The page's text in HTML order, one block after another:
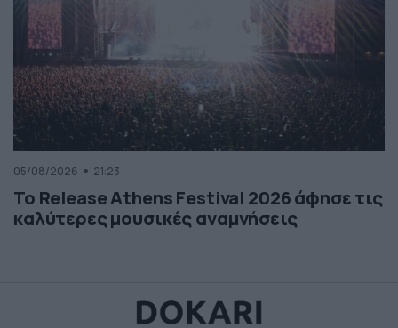
05/08/2026 21:23
Το Release Athens Festival 2026 άφησε τις
καλύτερες μουσικές αναμνήσεις